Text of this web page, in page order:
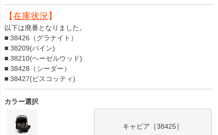
【在庫状況 】
以下は廃番となりました。
■ 38426（グラナイト）
■ 38209(パイン)
■ 38210(ヘーゼルウッド)
■ 38428（シーダー）
■ 38427(ビスコッティ)
カラー選択
キャビア［38425］